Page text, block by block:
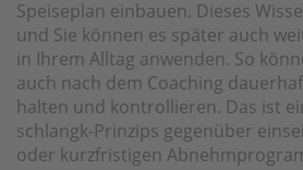
Speiseplan einbauen. Dieses
und Sie können es später auch
in Ihrem Alltag anwenden. So
auch nach dem Coaching
halten und kontrollieren. Das ist
schlangk-Prinzips gegenüber
oder kurzfristigen